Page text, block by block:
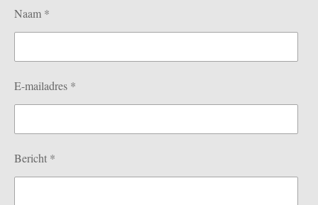
p
Naam *
E-mailadres *
Bericht *